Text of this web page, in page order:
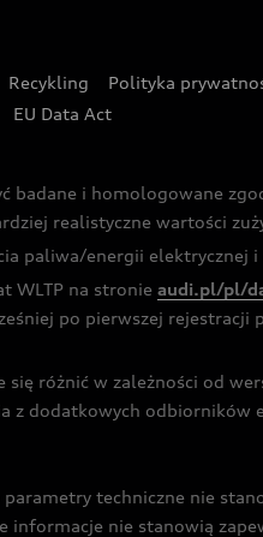
Recykling Polityka
EU Data Act
i homologowane
realistyczne wartości
paliwa/energii elektrycznej i
WLTP na stronie audi.pl/pl/
po pierwszej rejestracji
różnić w zależności od
z dodatkowych
techniczne nie
informacje nie stanowią